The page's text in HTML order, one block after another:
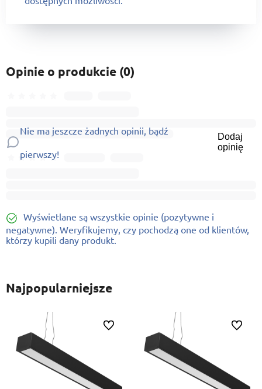
Opinie o produkcie (0)
Nie ma jeszcze żadnych opinii, bądź
pierwszy!
Dodaj
opinię
Wyświetlane są wszystkie opinie (pozytywne i
negatywne). Weryfikujemy, czy pochodzą one od klientów,
którzy kupili dany produkt.
Najpopularniejsze
Do ulubionych Do